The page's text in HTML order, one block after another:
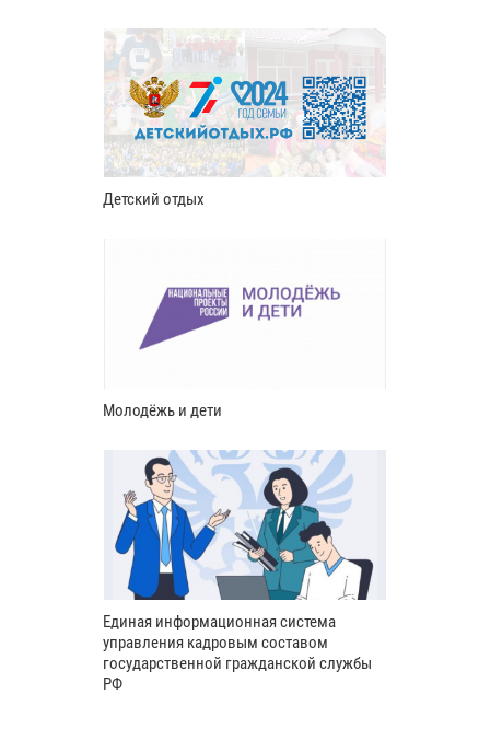
Детский отдых
Молодёжь и дети
Единая информационная система
управления кадровым составом
государственной гражданской службы
РФ